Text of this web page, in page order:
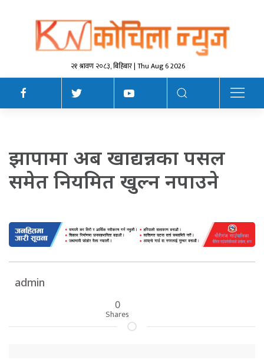
२१ श्रावण २०८३, बिहिबार | Thu Aug 6 2026
झापामा अब खाद्यन्नका पसल
समेत नियमित खुल्न नपाउने
admin
0
Shares